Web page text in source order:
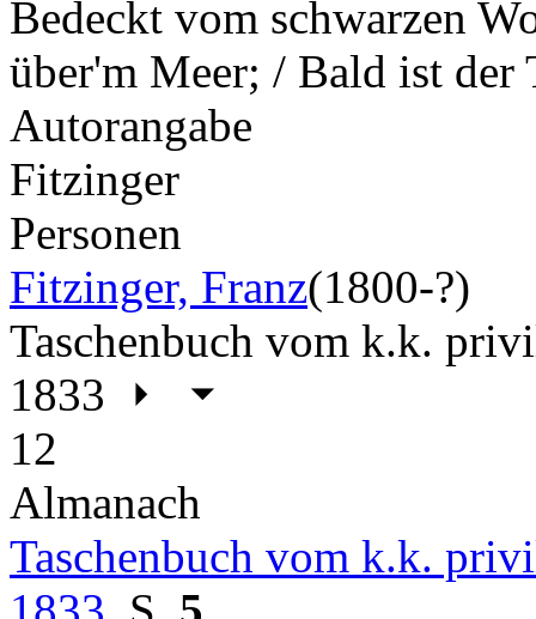
Bedeckt vom schwarzen
über'm Meer; / Bald ist
Autorangabe
Fitzinger
Personen
Fitzinger, Franz(1800-?)
Taschenbuch vom k.k.
1833
12
Almanach
Taschenbuch vom k.k.